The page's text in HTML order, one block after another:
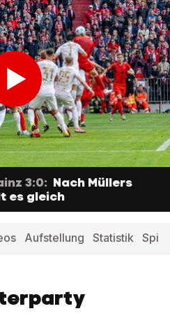
3:0: Nach Müllers
es gleich
Aufstellung Statistik